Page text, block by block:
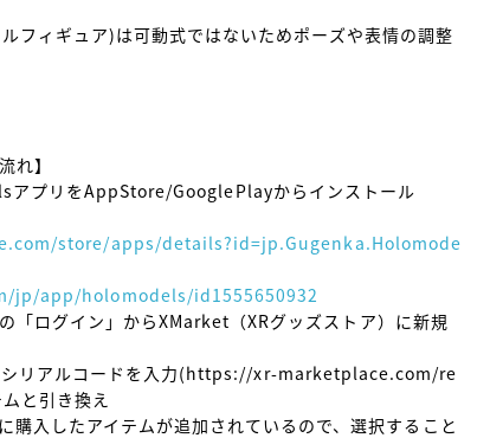
ィギュア)は可動式ではないためポーズや表情の調整
れ】
プリをAppStore/GooglePlayからインストール
store/apps/details?id=jp.Gugenka.Holomode
jp/app/holomodels/id1555650932
「ログイン」からXMarket（XRグッズストア）に新規
リアルコードを入力(https://xr-marketplace.com/re
と引き換え
入したアイテムが追加されているので、選択すること